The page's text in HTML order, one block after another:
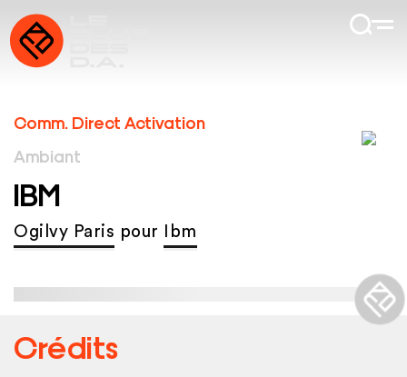
Comm. Direct Activation
Ambiant
IBM
Ogilvy Paris pour Ibm
Crédits